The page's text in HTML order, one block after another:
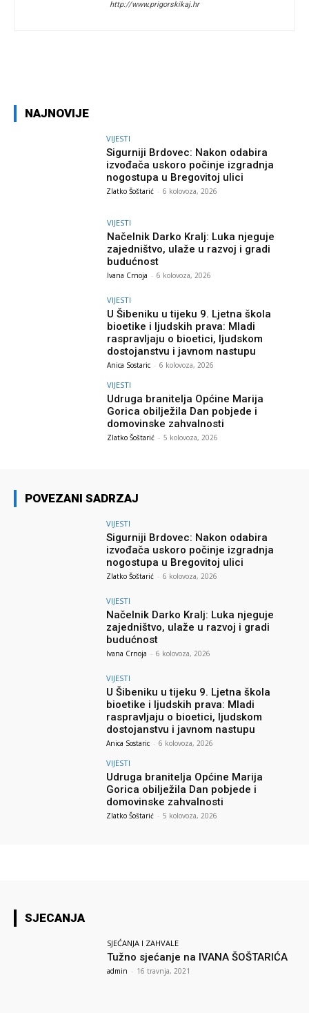
http://www.prigorskikaj.hr
NAJNOVIJE
VIJESTI
Sigurniji Brdovec: Nakon odabira
izvođača uskoro počinje izgradnja
nogostupa u Bregovitoj ulici
Zlatko Šoštarić - 6 kolovoza, 2026
VIJESTI
Načelnik Darko Kralj: Luka njeguje
zajedništvo, ulaže u razvoj i gradi
budućnost
Ivana Crnoja - 6 kolovoza, 2026
VIJESTI
U Šibeniku u tijeku 9. Ljetna škola
bioetike i ljudskih prava: Mladi
raspravljaju o bioetici, ljudskom
dostojanstvu i javnom nastupu
Anica Sostaric - 6 kolovoza, 2026
VIJESTI
Udruga branitelja Općine Marija
Gorica obilježila Dan pobjede i
domovinske zahvalnosti
Zlatko Šoštarić - 5 kolovoza, 2026
POVEZANI SADRZAJ
VIJESTI
Sigurniji Brdovec: Nakon odabira
izvođača uskoro počinje izgradnja
nogostupa u Bregovitoj ulici
Zlatko Šoštarić - 6 kolovoza, 2026
VIJESTI
Načelnik Darko Kralj: Luka njeguje
zajedništvo, ulaže u razvoj i gradi
budućnost
Ivana Crnoja - 6 kolovoza, 2026
VIJESTI
U Šibeniku u tijeku 9. Ljetna škola
bioetike i ljudskih prava: Mladi
raspravljaju o bioetici, ljudskom
dostojanstvu i javnom nastupu
Anica Sostaric - 6 kolovoza, 2026
VIJESTI
Udruga branitelja Općine Marija
Gorica obilježila Dan pobjede i
domovinske zahvalnosti
Zlatko Šoštarić - 5 kolovoza, 2026
SJECANJA
SJEĆANJA I ZAHVALE
Tužno sjećanje na IVANA ŠOŠTARIĆA
admin - 16 travnja, 2021